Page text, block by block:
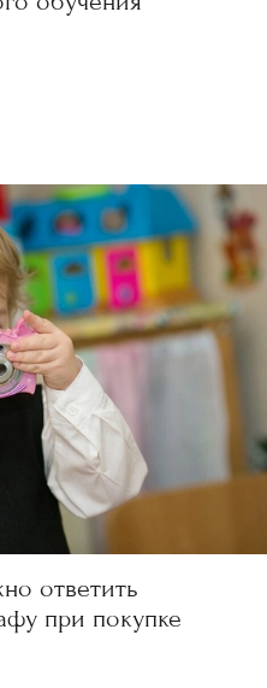
ответить
при покупке